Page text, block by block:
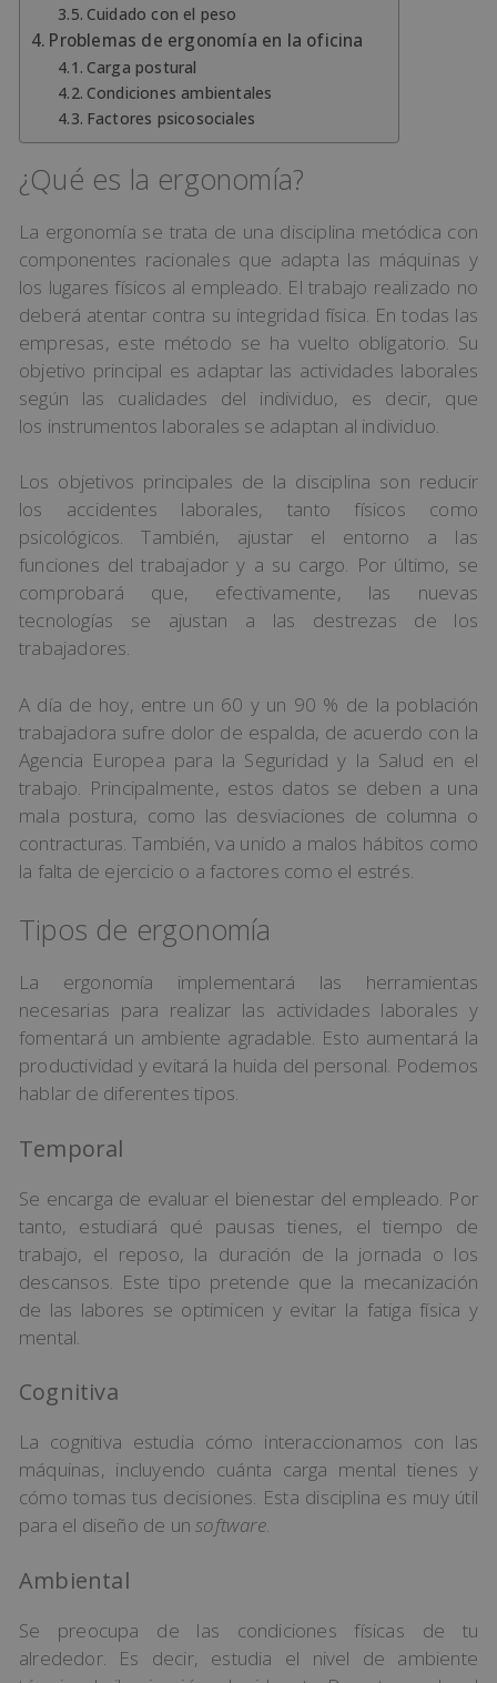
Cuidado con el peso
Problemas de ergonomía en la oficina
Carga postural
Condiciones ambientales
Factores psicosociales
¿Qué es la ergonomía?
La ergonomía se trata de una disciplina metódica con
componentes racionales que adapta las máquinas y
los lugares físicos al empleado. El trabajo realizado no
deberá atentar contra su integridad física. En todas las
empresas, este método se ha vuelto obligatorio. Su
objetivo principal es adaptar las actividades laborales
según las cualidades del individuo, es decir, que
los instrumentos laborales se adaptan al individuo.
Los objetivos principales de la disciplina son reducir
los accidentes laborales, tanto físicos como
psicológicos. También, ajustar el entorno a las
funciones del trabajador y a su cargo. Por último, se
comprobará que, efectivamente, las nuevas
tecnologías se ajustan a las destrezas de los
trabajadores.
A día de hoy, entre un 60 y un 90 % de la población
trabajadora sufre dolor de espalda, de acuerdo con la
Agencia Europea para la Seguridad y la Salud en el
trabajo. Principalmente, estos datos se deben a una
mala postura, como las desviaciones de columna o
contracturas. También, va unido a malos hábitos como
la falta de ejercicio o a factores como el estrés.
Tipos de ergonomía
La ergonomía implementará las herramientas
necesarias para realizar las actividades laborales y
fomentará un ambiente agradable. Esto aumentará la
productividad y evitará la huida del personal. Podemos
hablar de diferentes tipos.
Temporal
Se encarga de evaluar el bienestar del empleado. Por
tanto, estudiará qué pausas tienes, el tiempo de
trabajo, el reposo, la duración de la jornada o los
descansos. Este tipo pretende que la mecanización
de las labores se optimicen y evitar la fatiga física y
mental.
Cognitiva
La cognitiva estudia cómo interaccionamos con las
máquinas, incluyendo cuánta carga mental tienes y
cómo tomas tus decisiones. Esta disciplina es muy útil
para el diseño de unsoftware.
Ambiental
Se preocupa de las condiciones físicas de tu
alrededor. Es decir, estudia el nivel de ambiente